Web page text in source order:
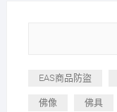
EAS商品防盜
佛像 佛具